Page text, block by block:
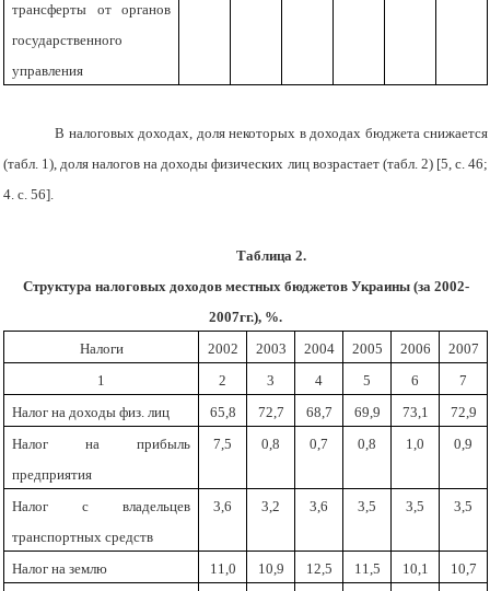
трансферты от органов
государственного
управления
В налоговых доходах, доля некоторых в доходах бюджета снижается
(табл. 1), доля налогов на доходы физических лиц возрастает (табл. 2) [5, с. 46;
4. с. 56].
Таблица 2.
Структура налоговых доходов местных бюджетов Украины (за 2002-
2007гг.), %.
Налоги
2002 2003 2004 2005 2006
2007
1
2 3 4 5 6
7
Налог на доходы физ. лиц
65,8 72,7 68,7 69,9 73,1
72,9
Налог на прибыль
предприятия
7,5 0,8 0,7 0,8 1,0 0,9
Налог с владельцев
транспортных средств
3,6 3,2 3,6 3,5 3,5 3,5
Налог на землю 11,0 10,9 12,5 11,5 10,1
10,7